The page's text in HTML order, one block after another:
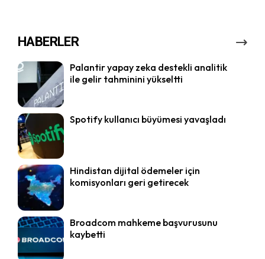
HABERLER
Palantir yapay zeka destekli analitik
ile gelir tahminini yükseltti
Spotify kullanıcı büyümesi yavaşladı
Hindistan dijital ödemeler için
komisyonları geri getirecek
Broadcom mahkeme başvurusunu
kaybetti